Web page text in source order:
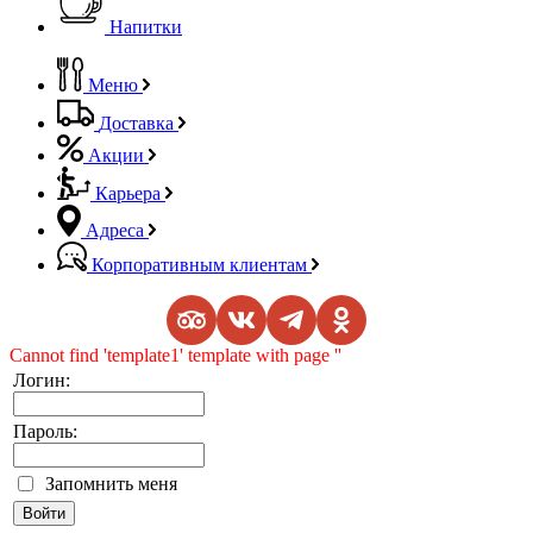
Напитки
Меню
Доставка
Акции
Карьера
Адреса
Корпоративным клиентам
Cannot find 'template1' template with page ''
Логин:
Пароль:
Запомнить меня